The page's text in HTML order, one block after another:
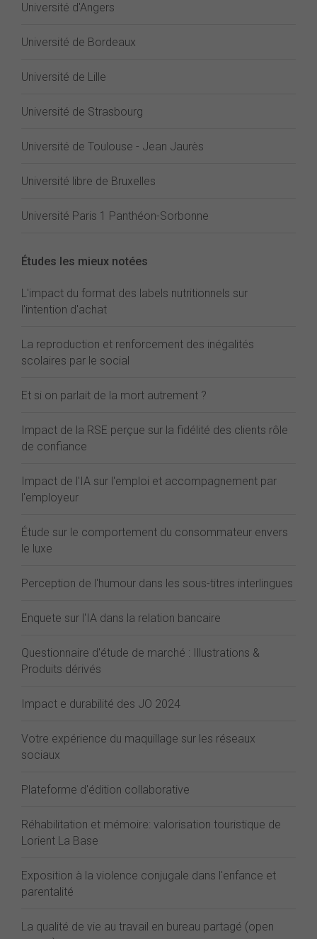
Université d'Angers
Université de Bordeaux
Université de Lille
Université de Strasbourg
Université de Toulouse - Jean Jaurès
Université libre de Bruxelles
Université Paris 1 Panthéon-Sorbonne
Études les mieux notées
L'impact du format des labels nutritionnels sur
l'intention d'achat
La reproduction et renforcement des inégalités
scolaires par le social
Et si on parlait de la mort autrement ?
Impact de la RSE perçue sur la fidélité des clients rôle
de confiance
Impact de l'IA sur l'emploi et accompagnement par
l'employeur
Étude sur le comportement du consommateur envers
le luxe
Perception de l'humour dans les sous-titres interlingues
Enquete sur l'IA dans la relation bancaire
Questionnaire d'étude de marché : Illustrations &
Produits dérivés
Impact e durabilité des JO 2024
Votre expérience du maquillage sur les réseaux
sociaux
Plateforme d'édition collaborative
Réhabilitation et mémoire: valorisation touristique de
Lorient La Base
Exposition à la violence conjugale dans l'enfance et
parentalité
La qualité de vie au travail en bureau partagé (open